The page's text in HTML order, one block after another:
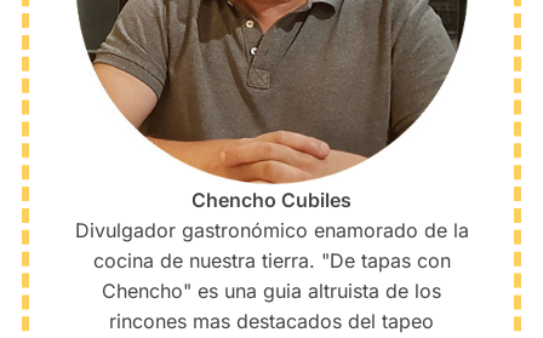
Chencho Cubiles
Divulgador gastronómico enamorado de la
cocina de nuestra tierra. "De tapas con
Chencho" es una guia altruista de los
rincones mas destacados del tapeo